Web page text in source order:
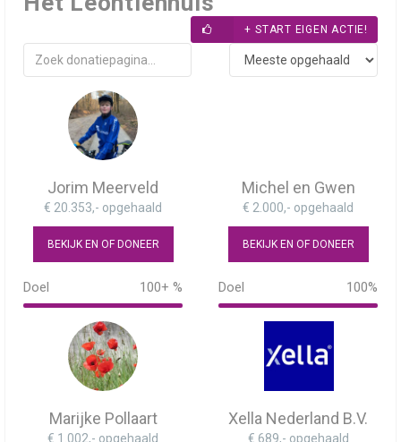
+ START EIGEN ACTIE!
Jorim Meerveld
€ 20.353,- opgehaald
BEKIJK EN OF DONEER
Doel 100+ %
102%
Michel en Gwen
€ 2.000,- opgehaald
BEKIJK EN OF DONEER
Doel 100%
100%
Marijke Pollaart
€ 1.002,- opgehaald
Xella Nederland B.V.
€ 689,- opgehaald